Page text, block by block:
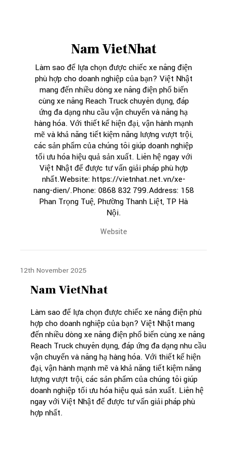
Nam VietNhat
Làm sao để lựa chọn được chiếc xe nâng điện
phù hợp cho doanh nghiệp của bạn? Việt Nhật
mang đến nhiều dòng xe nâng điện phổ biến
cùng xe nâng Reach Truck chuyên dụng, đáp
ứng đa dạng nhu cầu vận chuyển và nâng hạ
hàng hóa. Với thiết kế hiện đại, vận hành mạnh
mẽ và khả năng tiết kiệm năng lượng vượt trội,
các sản phẩm của chúng tôi giúp doanh nghiệp
tối ưu hóa hiệu quả sản xuất. Liên hệ ngay với
Việt Nhật để được tư vấn giải pháp phù hợp
nhất.Website: https://vietnhat.net.vn/xe-
nang-dien/.Phone: 0868 832 799.Address: 158
Phan Trọng Tuệ, Phường Thanh Liệt, TP Hà
Nội.
Website
12th November 2025
Nam VietNhat
Làm sao để lựa chọn được chiếc xe nâng điện phù
hợp cho doanh nghiệp của bạn? Việt Nhật mang
đến nhiều dòng xe nâng điện phổ biến cùng xe nâng
Reach Truck chuyên dụng, đáp ứng đa dạng nhu cầu
vận chuyển và nâng hạ hàng hóa. Với thiết kế hiện
đại, vận hành mạnh mẽ và khả năng tiết kiệm năng
lượng vượt trội, các sản phẩm của chúng tôi giúp
doanh nghiệp tối ưu hóa hiệu quả sản xuất. Liên hệ
ngay với Việt Nhật để được tư vấn giải pháp phù
hợp nhất.